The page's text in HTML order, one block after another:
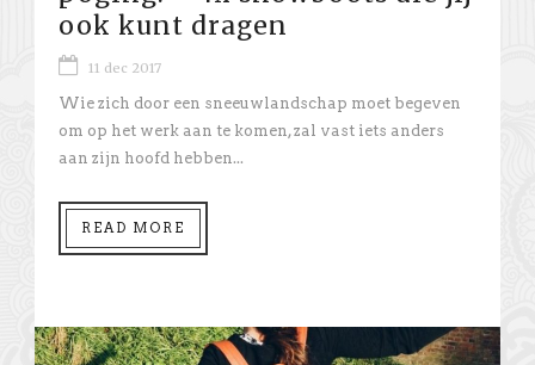
ook kunt dragen
11 dec 2017
Wie zich door een sneeuwlandschap moet begeven
om op het werk aan te komen, zal vast iets anders
aan zijn hoofd hebben...
READ MORE